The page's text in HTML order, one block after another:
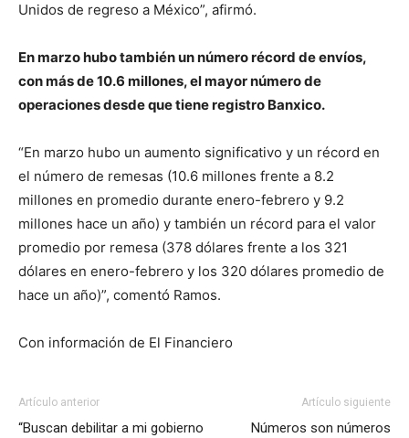
Unidos de regreso a México”, afirmó.
En marzo hubo también un número récord de envíos,
con más de 10.6 millones, el mayor número de
operaciones desde que tiene registro Banxico.
“En marzo hubo un aumento significativo y un récord en
el número de remesas (10.6 millones frente a 8.2
millones en promedio durante enero-febrero y 9.2
millones hace un año) y también un récord para el valor
promedio por remesa (378 dólares frente a los 321
dólares en enero-febrero y los 320 dólares promedio de
hace un año)”, comentó Ramos.
Con información de El Financiero
Artículo anterior
“Buscan debilitar a mi gobierno
Artículo siguiente
Números son números